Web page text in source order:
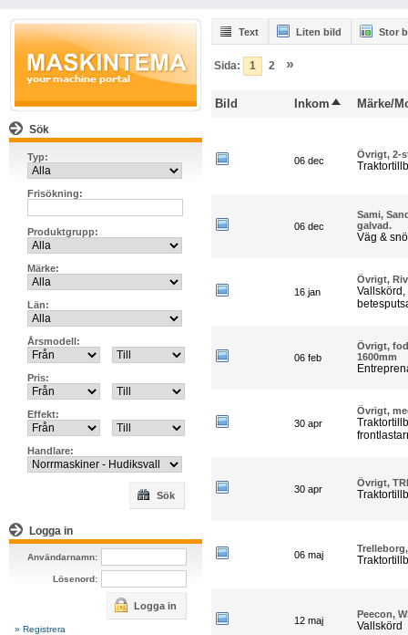
Sök
Typ:
Frisökning:
Produktgrupp:
Märke:
Län:
Årsmodell:
Pris:
Effekt:
Handlare:
Sök
Logga in
Användarnamn:
Lösenord:
Logga in
» Registrera
Text Liten bild Stor
Sida: 1 2 »
Bild Inkom Märke/
06 dec
Övrigt, 2-
06 dec
Sami,
galvad.
Väg & snö
16 jan
Övrigt,
Vallskörd,
06 feb
Övrigt,
1600mm
30 apr
Övrigt,
30 apr
Övrigt,
06 maj
12 maj
Peecon,
Vallskörd